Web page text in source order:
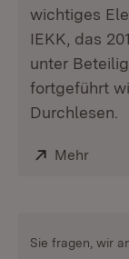
wichtiges
IEKK, das
unter
fortgeführt
Durchlesen.
Extern:
Mehr
Sie fragen, wir